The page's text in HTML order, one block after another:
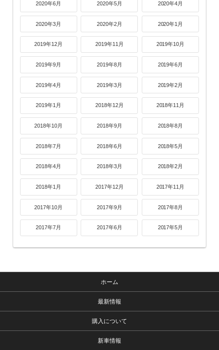
2020年6月 2020年5月 2020年4月
2020年3月 2020年2月 2020年1月
2019年12月 2019年11月 2019年10月
2019年9月 2019年8月 2019年6月
2019年4月 2019年3月 2019年2月
2019年1月 2018年12月 2018年11月
2018年10月 2018年9月 2018年8月
2018年7月 2018年6月 2018年5月
2018年4月 2018年3月 2018年2月
2018年1月 2017年12月 2017年11月
2017年10月 2017年9月 2017年8月
2017年7月 2017年6月 2017年5月
ホーム
最新情報
購入について
新車情報